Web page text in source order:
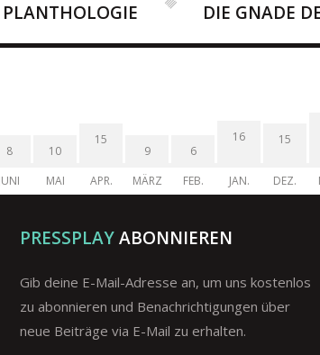
DIE GNADE
8
JUNI
10
MAI
15
APR.
9
MÄRZ
6
FEB.
16
JAN.
15
DEZ.
PRESSPLAYABONNIEREN
Gib deine E-Mail-Adresse an, um uns kostenlos
zu abonnieren und Benachrichtigungen über
neue Beiträge via E-Mail zu erhalten.